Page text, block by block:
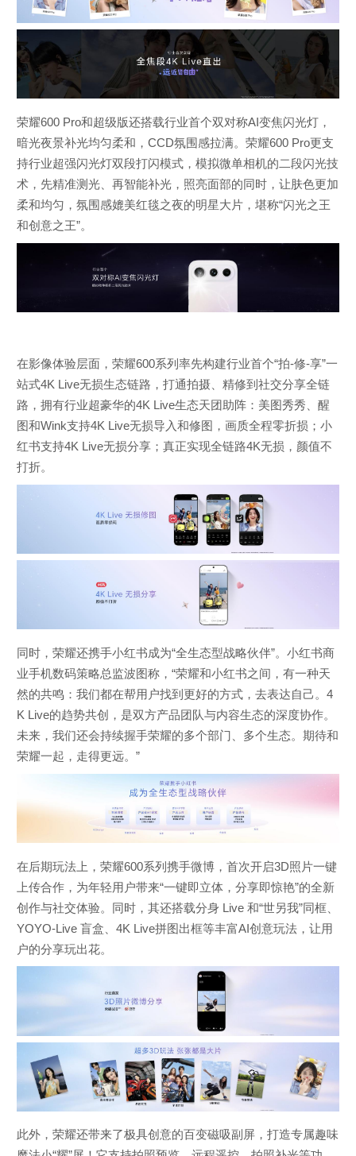
荣耀600 Pro和超级版还搭载行业首个双对称AI变焦闪光灯，
暗光夜景补光均匀柔和，CCD氛围感拉满。荣耀600 Pro更支
持行业超强闪光灯双段打闪模式，模拟微单相机的二段闪光技
术，先精准测光、再智能补光，照亮面部的同时，让肤色更加
柔和均匀，氛围感媲美红毯之夜的明星大片，堪称“闪光之王
和创意之王”。
在影像体验层面，荣耀600系列率先构建行业首个“拍-修-享”一
站式4K Live无损生态链路，打通拍摄、精修到社交分享全链
路，拥有行业超豪华的4K Live生态天团助阵：美图秀秀、醒
图和Wink支持4K Live无损导入和修图，画质全程零折损；小
红书支持4K Live无损分享；真正实现全链路4K无损，颜值不
打折。
同时，荣耀还携手小红书成为“全生态型战略伙伴”。小红书商
业手机数码策略总监波图称，“荣耀和小红书之间，有一种天
然的共鸣：我们都在帮用户找到更好的方式，去表达自己。4
K Live的趋势共创，是双方产品团队与内容生态的深度协作。
未来，我们还会持续握手荣耀的多个部门、多个生态。期待和
荣耀一起，走得更远。”
在后期玩法上，荣耀600系列携手微博，首次开启3D照片一键
上传合作，为年轻用户带来“一键即立体，分享即惊艳”的全新
创作与社交体验。同时，其还搭载分身 Live 和“世另我”同框、
YOYO-Live 盲盒、4K Live拼图出框等丰富AI创意玩法，让用
户的分享玩出花。
此外，荣耀还带来了极具创意的百变磁吸副屏，打造专属趣味